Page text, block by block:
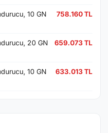
10 GN
758.160 TL
20 GN
659.073 TL
10 GN
633.013 TL